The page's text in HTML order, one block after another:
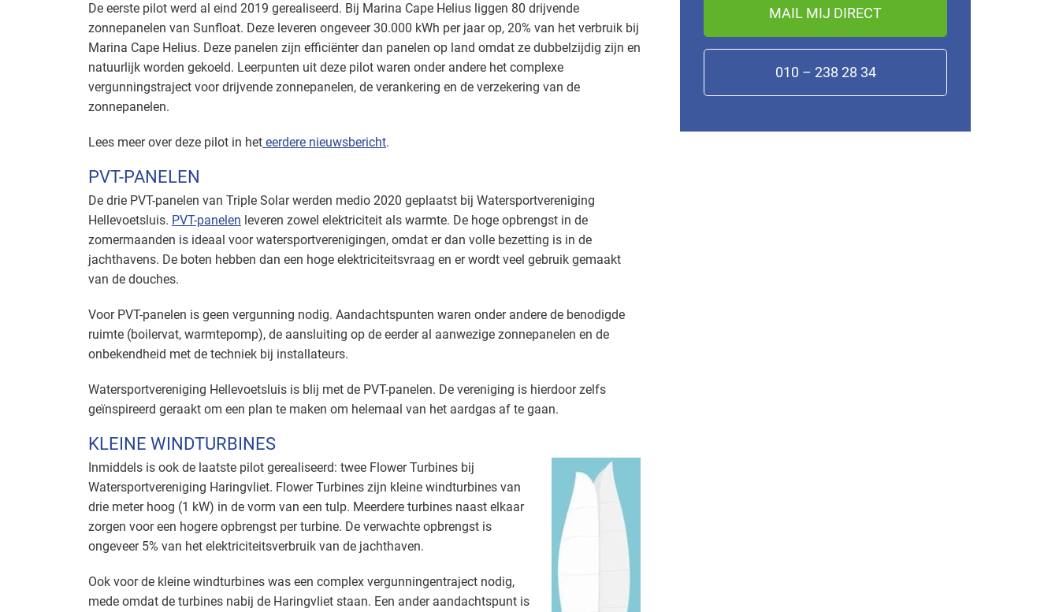
De eerste pilot werd al eind 2019 gerealiseerd. Bij Marina Cape Helius liggen 80 drijvende
zonnepanelen van Sunfloat. Deze leveren ongeveer 30.000 kWh per jaar op, 20% van het verbruik bij
Marina Cape Helius. Deze panelen zijn efficiënter dan panelen op land omdat ze dubbelzijdig zijn en
natuurlijk worden gekoeld. Leerpunten uit deze pilot waren onder andere het complexe
vergunningstraject voor drijvende zonnepanelen, de verankering en de verzekering van de
zonnepanelen.
Lees meer over deze pilot in het eerdere nieuwsbericht.
PVT-PANELEN
De drie PVT-panelen van Triple Solar werden medio 2020 geplaatst bij Watersportvereniging
Hellevoetsluis. PVT-panelen leveren zowel elektriciteit als warmte. De hoge opbrengst in de
zomermaanden is ideaal voor watersportverenigingen, omdat er dan volle bezetting is in de
jachthavens. De boten hebben dan een hoge elektriciteitsvraag en er wordt veel gebruik gemaakt
van de douches.
Voor PVT-panelen is geen vergunning nodig. Aandachtspunten waren onder andere de benodigde
ruimte (boilervat, warmtepomp), de aansluiting op de eerder al aanwezige zonnepanelen en de
onbekendheid met de techniek bij installateurs.
Watersportvereniging Hellevoetsluis is blij met de PVT-panelen. De vereniging is hierdoor zelfs
geïnspireerd geraakt om een plan te maken om helemaal van het aardgas af te gaan.
KLEINE WINDTURBINES
Inmiddels is ook de laatste pilot gerealiseerd: twee Flower Turbines bij
Watersportvereniging Haringvliet. Flower Turbines zijn kleine windturbines van
drie meter hoog (1 kW) in de vorm van een tulp. Meerdere turbines naast elkaar
zorgen voor een hogere opbrengst per turbine. De verwachte opbrengst is
ongeveer 5% van het elektriciteitsverbruik van de jachthaven.
Ook voor de kleine windturbines was een complex vergunningentraject nodig,
mede omdat de turbines nabij de Haringvliet staan. Een ander aandachtspunt is
MAIL MIJ DIRECT
010 – 238 28 34